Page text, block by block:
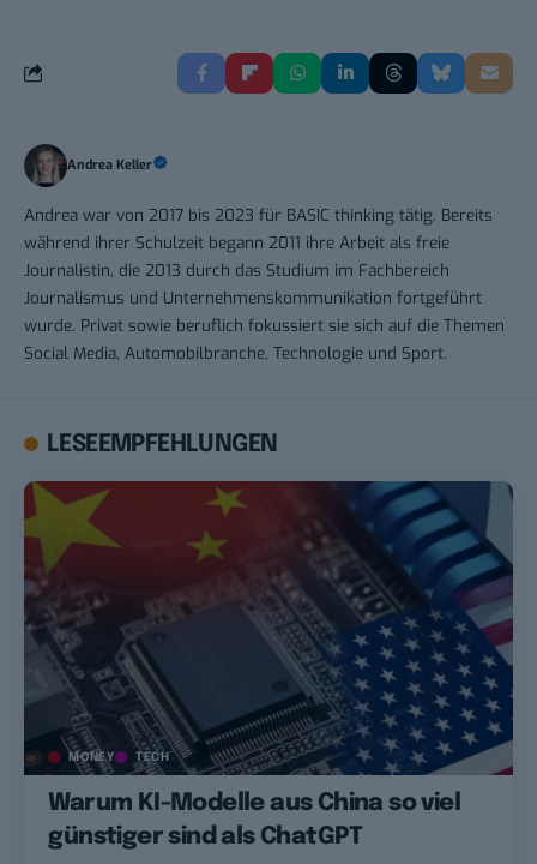
Andrea Keller
Andrea war von 2017 bis 2023 für BASIC thinking tätig. Bereits
während ihrer Schulzeit begann 2011 ihre Arbeit als freie
Journalistin, die 2013 durch das Studium im Fachbereich
Journalismus und Unternehmenskommunikation fortgeführt
wurde. Privat sowie beruflich fokussiert sie sich auf die Themen
Social Media, Automobilbranche, Technologie und Sport.
LESEEMPFEHLUNGEN
MONEY TECH
Warum KI-Modelle aus China so viel
günstiger sind als ChatGPT